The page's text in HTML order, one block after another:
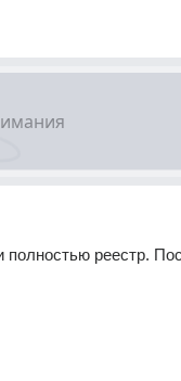
полностью реестр.